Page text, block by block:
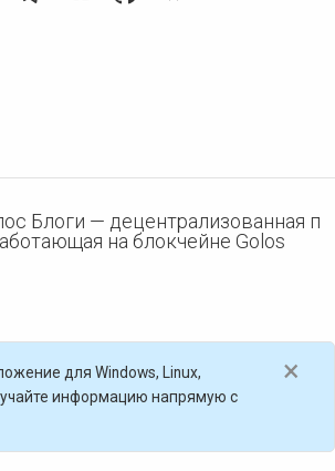
Блоги — децентрализованная п
на блокчейне Golos
×
для Windows, Linux,
информацию напрямую с